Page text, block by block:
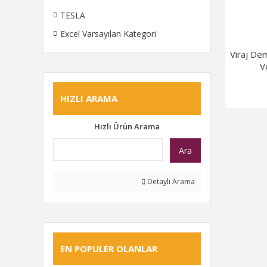
TESLA
Excel Varsayılan Kategori
HIZLI ARAMA
Hızlı Ürün Arama
Ara
Detaylı Arama
EN POPULER OLANLAR
Viraj